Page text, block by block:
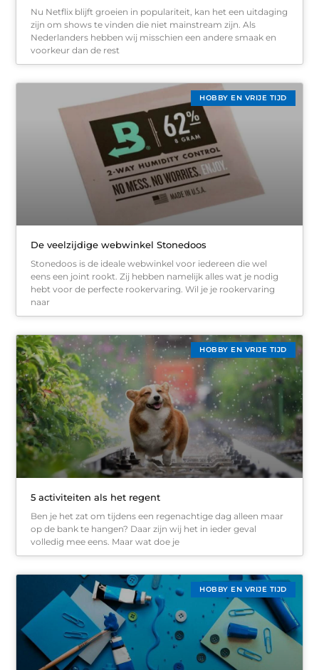
Nu Netflix blijft groeien in populariteit, kan het een uitdaging
zijn om shows te vinden die niet mainstream zijn. Als
Nederlanders hebben wij misschien een andere smaak en
voorkeur dan de rest
HOBBY EN VRIJE TIJD
De veelzijdige webwinkel Stonedoos
Stonedoos is de ideale webwinkel voor iedereen die wel
eens een joint rookt. Zij hebben namelijk alles wat je nodig
hebt voor de perfecte rookervaring. Wil je je rookervaring
naar
HOBBY EN VRIJE TIJD
5 activiteiten als het regent
Ben je het zat om tijdens een regenachtige dag alleen maar
op de bank te hangen? Daar zijn wij het in ieder geval
volledig mee eens. Maar wat doe je
HOBBY EN VRIJE TIJD